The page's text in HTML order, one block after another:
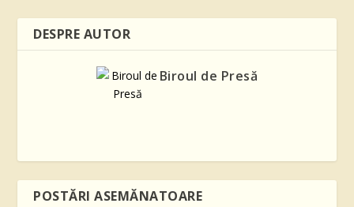
DESPRE AUTOR
Biroul de Presă
POSTĂRI ASEMĂNATOARE